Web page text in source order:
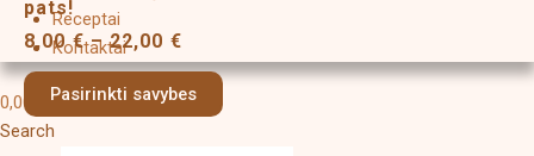
Receptai
Kontaktai
0,00 0 Cart
Search
pats!
8,00€ – 22,00 €
Pasirinkti savybes
options
may
be